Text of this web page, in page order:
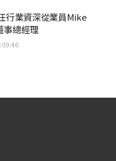
行業資深從業員Mike
事總經理
09:46